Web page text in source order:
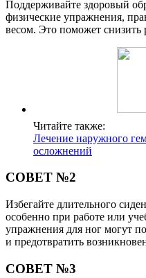
Поддерживайте здоровый
физические упражнения,
весом. Это поможет снизить
Читайте также:
Лечение наружного
осложнений
СОВЕТ №2
Избегайте длительного
особенно при работе или
упражнения для ног могут
и предотвратить
СОВЕТ №3